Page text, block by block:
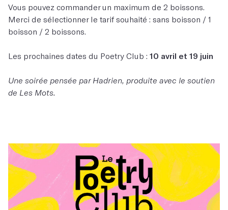
Vous pouvez commander un maximum de 2 boissons.
Merci de sélectionner le tarif souhaité : sans boisson / 1
boisson / 2 boissons.
Les prochaines dates du Poetry Club : 10 avril et 19 juin
Une soirée pensée par Hadrien, produite avec le soutien
de Les Mots.